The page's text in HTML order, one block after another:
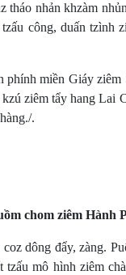
nhản khzàm
công, duấn tzình
miền Giáy ziêm
ziêm tẩy hang Lai
.
chom ziêm Hành
dông đẩy, zàng.
tzấu mô hình ziêm